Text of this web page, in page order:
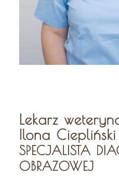
Lekarz
Ilona
SPECJALISTA
OBRAZOWEJ